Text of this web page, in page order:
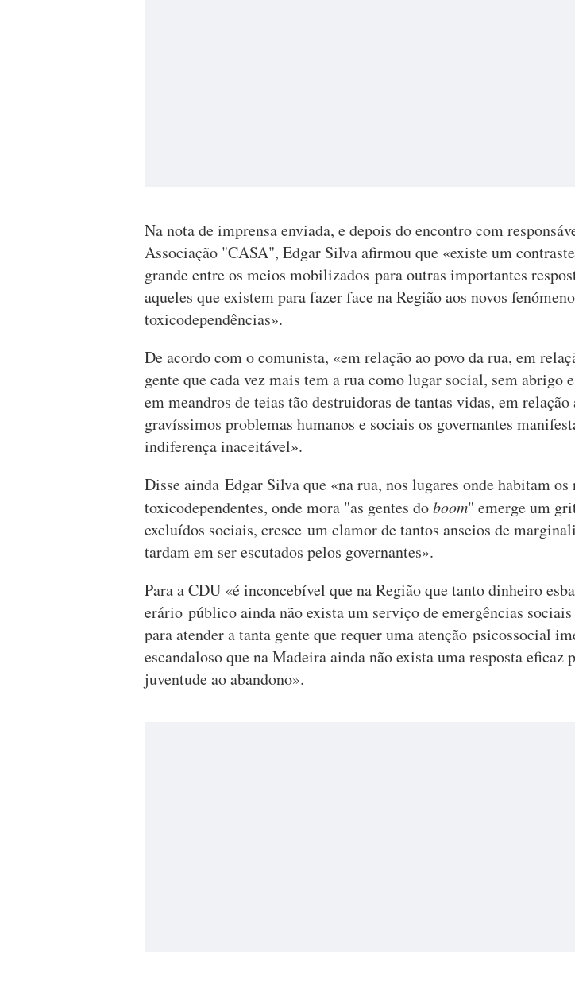
Na nota de imprensa enviada, e depois do encontro com
Associação "CASA", Edgar Silva afirmou que «existe um
grande entre os meios mobilizados para outras importantes
aqueles que existem para fazer face na Região aos novos
toxicodependências».
De acordo com o comunista, «em relação ao povo da rua, em
gente que cada vez mais tem a rua como lugar social, sem abrigo
em meandros de teias tão destruidoras de tantas vidas, em relação
gravíssimos problemas humanos e sociais os governantes
indiferença inaceitável».
Disse ainda Edgar Silva que «na rua, nos lugares onde habitam os
toxicodependentes, onde mora "as gentes doboom" emerge um
excluídos sociais, cresce um clamor de tantos anseios de
tardam em ser escutados pelos governantes».
Para a CDU «é inconcebível que na Região que tanto dinheiro
erário público ainda não exista um serviço de emergências
para atender a tanta gente que requer uma atenção psicossocial
escandaloso que na Madeira ainda não exista uma resposta eficaz
juventude ao abandono».